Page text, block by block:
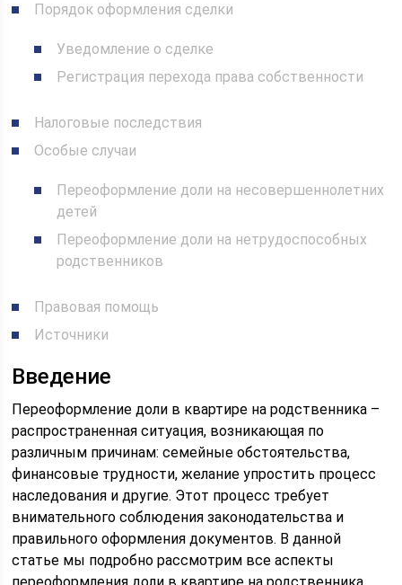
Порядок оформления сделки
Уведомление о сделке
Регистрация перехода права собственности
Налоговые последствия
Особые случаи
Переоформление доли на несовершеннолетних
детей
Переоформление доли на нетрудоспособных
родственников
Правовая помощь
Источники
Введение
Переоформление доли в квартире на родственника –
распространенная ситуация, возникающая по
различным причинам: семейные обстоятельства,
финансовые трудности, желание упростить процесс
наследования и другие. Этот процесс требует
внимательного соблюдения законодательства и
правильного оформления документов. В данной
статье мы подробно рассмотрим все аспекты